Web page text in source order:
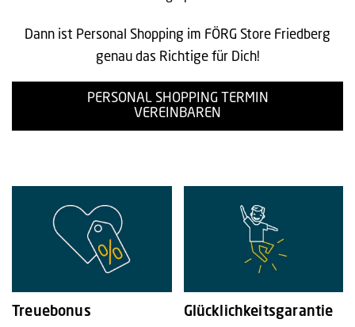
Dann ist Personal Shopping im FÖRG Store Friedberg
genau das Richtige für Dich!
PERSONAL SHOPPING TERMIN
VEREINBAREN
Treuebonus Glücklichkeitsgarantie